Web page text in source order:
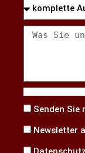
Senden
Newsletter